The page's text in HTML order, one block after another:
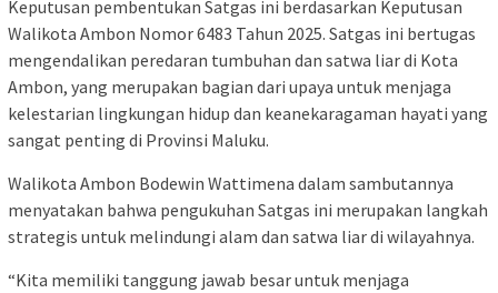
Keputusan pembentukan Satgas ini berdasarkan Keputusan
Walikota Ambon Nomor 6483 Tahun 2025. Satgas ini bertugas
mengendalikan peredaran tumbuhan dan satwa liar di Kota
Ambon, yang merupakan bagian dari upaya untuk menjaga
kelestarian lingkungan hidup dan keanekaragaman hayati yang
sangat penting di Provinsi Maluku.
Walikota Ambon Bodewin Wattimena dalam sambutannya
menyatakan bahwa pengukuhan Satgas ini merupakan langkah
strategis untuk melindungi alam dan satwa liar di wilayahnya.
“Kita memiliki tanggung jawab besar untuk menjaga